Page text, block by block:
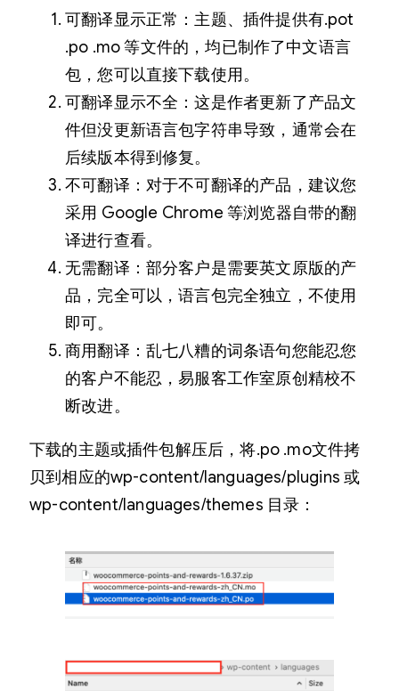
可翻译显示正常：主题、插件提供有.pot
.po .mo 等文件的，均已制作了中文语言
包，您可以直接下载使用。
可翻译显示不全：这是作者更新了产品文
件但没更新语言包字符串导致，通常会在
后续版本得到修复。
不可翻译：对于不可翻译的产品，建议您
采用 Google Chrome 等浏览器自带的翻
译进行查看。
无需翻译：部分客户是需要英文原版的产
品，完全可以，语言包完全独立，不使用
即可。
商用翻译：乱七八糟的词条语句您能忍您
的客户不能忍，易服客工作室原创精校不
断改进。
下载的主题或插件包解压后，将.po .mo文件拷
贝到相应的wp-content/languages/plugins 或
wp-content/languages/themes 目录：